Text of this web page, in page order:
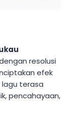
resolusi
efek
lagu terasa
pencahayaan,